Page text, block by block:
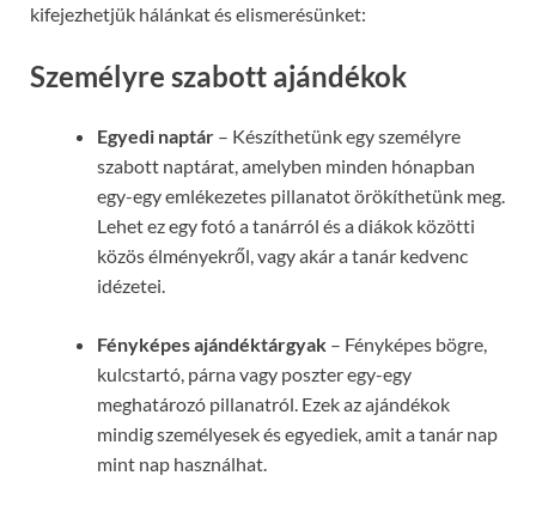
kifejezhetjük hálánkat és elismerésünket:
Személyre szabott ajándékok
Egyedi naptár – Készíthetünk egy személyre
szabott naptárat, amelyben minden hónapban
egy-egy emlékezetes pillanatot örökíthetünk meg.
Lehet ez egy fotó a tanárról és a diákok közötti
közös élményekről, vagy akár a tanár kedvenc
idézetei.
Fényképes ajándéktárgyak – Fényképes bögre,
kulcstartó, párna vagy poszter egy-egy
meghatározó pillanatról. Ezek az ajándékok
mindig személyesek és egyediek, amit a tanár nap
mint nap használhat.